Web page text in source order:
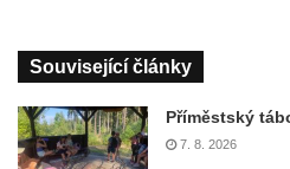
Související články
Příměstský
7. 8. 2026